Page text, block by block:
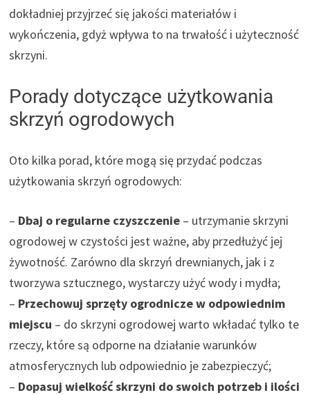
dokładniej przyjrzeć się jakości materiałów i
wykończenia, gdyż wpływa to na trwałość i użyteczność
skrzyni.
Porady dotyczące użytkowania
skrzyń ogrodowych
Oto kilka porad, które mogą się przydać podczas
użytkowania skrzyń ogrodowych:
– Dbaj o regularne czyszczenie – utrzymanie skrzyni
ogrodowej w czystości jest ważne, aby przedłużyć jej
żywotność. Zarówno dla skrzyń drewnianych, jak i z
tworzywa sztucznego, wystarczy użyć wody i mydła;
– Przechowuj sprzęty ogrodnicze w odpowiednim
miejscu – do skrzyni ogrodowej warto wkładać tylko te
rzeczy, które są odporne na działanie warunków
atmosferycznych lub odpowiednio je zabezpieczyć;
– Dopasuj wielkość skrzyni do swoich potrzeb i ilości